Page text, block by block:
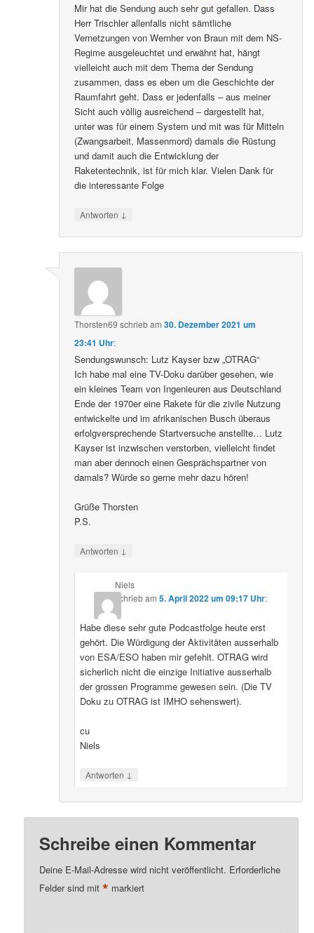
Mir hat die Sendung auch sehr gut gefallen. Dass
Herr Trischler allenfalls nicht sämtliche
Vernetzungen von Wernher von Braun mit dem NS-
Regime ausgeleuchtet und erwähnt hat, hängt
vielleicht auch mit dem Thema der Sendung
zusammen, dass es eben um die Geschichte der
Raumfahrt geht. Dass er jedenfalls – aus meiner
Sicht auch völlig ausreichend – dargestellt hat,
unter was für einem System und mit was für Mitteln
(Zwangsarbeit, Massenmord) damals die Rüstung
und damit auch die Entwicklung der
Raketentechnik, ist für mich klar. Vielen Dank für
die interessante Folge
Antworten ↓
Thorsten69 schriebam30. Dezember 2021 um
23:41 Uhr:
Sendungswunsch: Lutz Kayser bzw „OTRAG“
Ich habe mal eine TV-Doku darüber gesehen, wie
ein kleines Team von Ingenieuren aus Deutschland
Ende der 1970er eine Rakete für die zivile Nutzung
entwickelte und im afrikanischen Busch überaus
erfolgversprechende Startversuche anstellte… Lutz
Kayser ist inzwischen verstorben, vielleicht findet
man aber dennoch einen Gesprächspartner von
damals? Würde so gerne mehr dazu hören!
Grüße Thorsten
P.S.
Antworten ↓
Niels
schriebam 5. April 2022 um 09:17 Uhr:
Habe diese sehr gute Podcastfolge heute erst
gehört. Die Würdigung der Aktivitäten ausserhalb
von ESA/ESO haben mir gefehlt. OTRAG wird
sicherlich nicht die einzige Initiative ausserhalb
der grossen Programme gewesen sein. (Die TV
Doku zu OTRAG ist IMHO sehenswert).
cu
Niels
Antworten ↓
Schreibe einen Kommentar
Deine E-Mail-Adresse wird nicht veröffentlicht. Erforderliche
Felder sind mit* markiert